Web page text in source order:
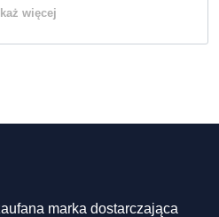
więcej
marka dostarczająca